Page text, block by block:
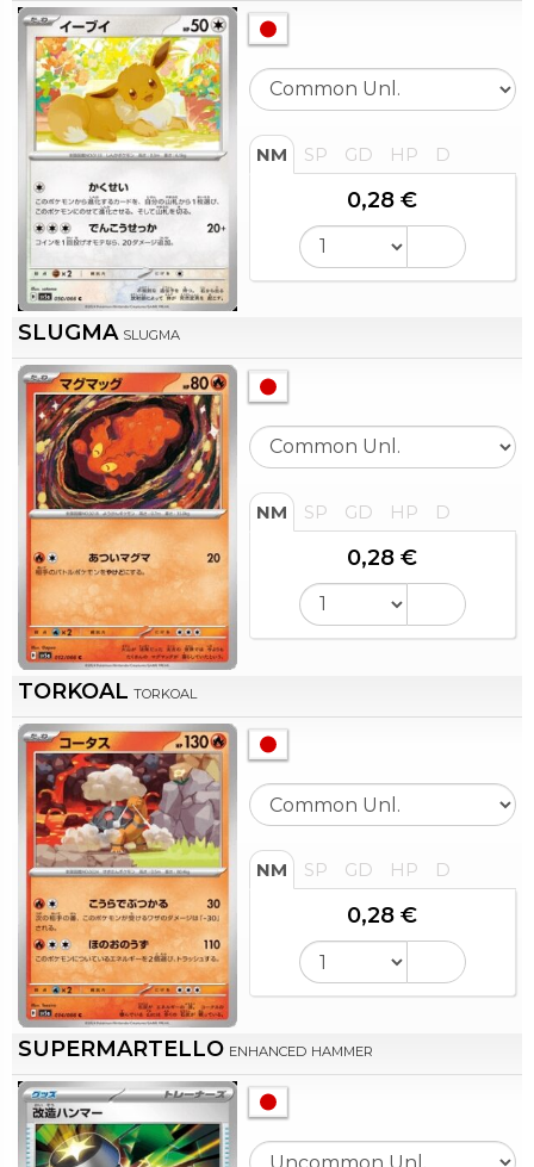
NM SP GD HP D
0,28 €
SLUGMA SLUGMA
NM SP GD HP D
0,28 €
TORKOAL TORKOAL
NM SP GD HP D
0,28 €
SUPERMARTELLO ENHANCED HAMMER